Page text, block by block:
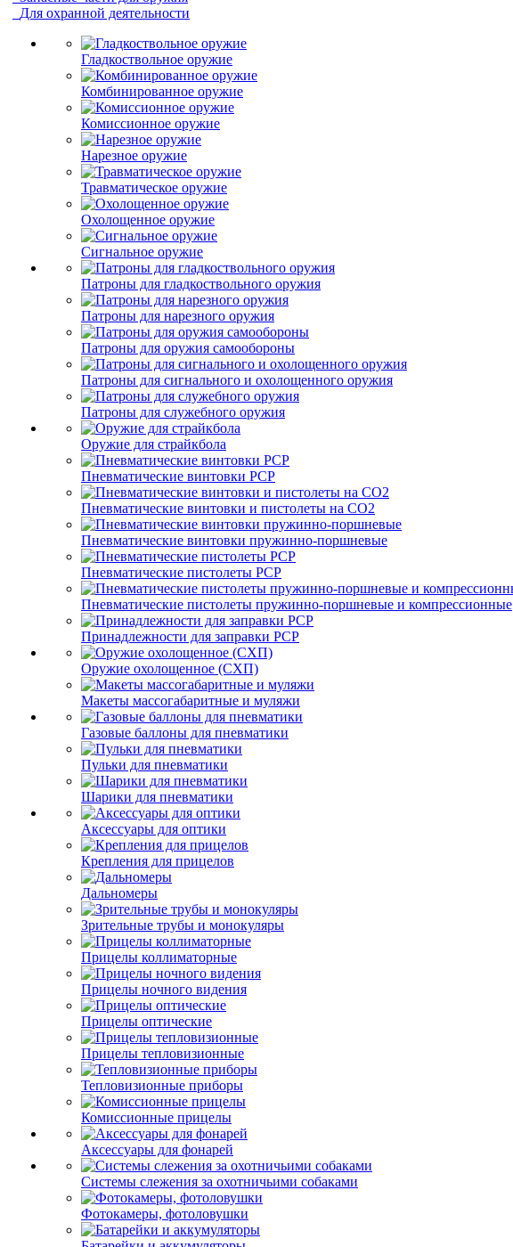
Для охранной деятельности
Гладкоствольное оружие
Комбинированное оружие
Комиссионное оружие
Нарезное оружие
Травматическое оружие
Охолощенное оружие
Сигнальное оружие
Патроны для гладкоствольного оружия
Патроны для нарезного оружия
Патроны для оружия самообороны
Патроны для сигнального и охолощенного оружия
Патроны для служебного оружия
Оружие для страйкбола
Пневматические винтовки PCP
Пневматические винтовки и пистолеты на CO2
Пневматические винтовки пружинно-поршневые
Пневматические пистолеты PCP
Пневматические пистолеты пружинно-поршневые и компрессионные
Принадлежности для заправки PCP
Оружие охолощенное (СХП)
Макеты массогабаритные и муляжи
Газовые баллоны для пневматики
Пульки для пневматики
Шарики для пневматики
Аксессуары для оптики
Крепления для прицелов
Дальномеры
Зрительные трубы и монокуляры
Прицелы коллиматорные
Прицелы ночного видения
Прицелы оптические
Прицелы тепловизионные
Тепловизионные приборы
Комиссионные прицелы
Аксессуары для фонарей
Системы слежения за охотничьими собаками
Фотокамеры, фотоловушки